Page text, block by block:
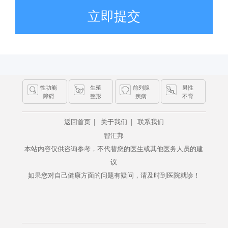
立即提交
性功能
障碍
生殖
整形
前列腺
疾病
男性
不育
返回首页 | 关于我们 |
联系我们
智汇邦
本站内容仅供咨询参考，不代替您的医生或其他医务人员的建
议
如果您对自己健康方面的问题有疑问，请及时到医院就诊！